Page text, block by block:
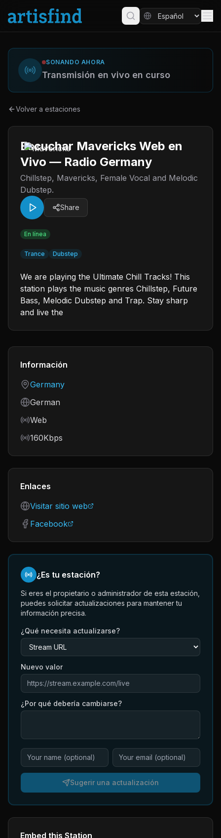
SONANDO AHORA
Transmisión en vivo en curso
Volver a estaciones
Escuchar Mavericks Web en
Vivo — Radio Germany
Chillstep, Mavericks, Female Vocal and Melodic
Dubstep.
Share
En línea
Trance Dubstep
We are playing the Ultimate Chill Tracks! This
station plays the music genres Chillstep, Future
Bass, Melodic Dubstep and Trap. Stay sharp
and live the
Información
Country
Germany
Language
German
Frequency
Web
Bitrate
160Kbps
Enlaces
Visitar sitio web
Facebook
¿Es tu estación?
Si eres el propietario o administrador de esta estación,
puedes solicitar actualizaciones para mantener tu
información precisa.
¿Qué necesita actualizarse?
Nuevo valor
¿Por qué debería cambiarse?
Sugerir una actualización
Embed this Station